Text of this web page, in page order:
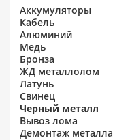
Аккумуляторы
Кабель
Алюминий
Медь
Бронза
ЖД металлолом
Латунь
Свинец
Черный металл
Вывоз лома
Демонтаж металла